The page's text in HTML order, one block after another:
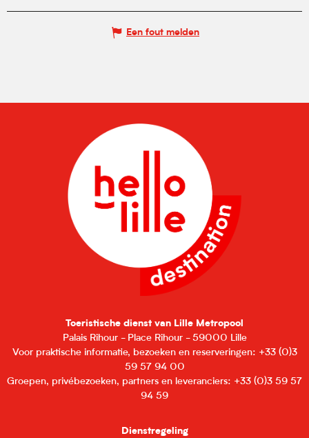
Een fout melden
Toeristische dienst van Lille Metropool
Palais Rihour - Place Rihour - 59000 Lille
Voor praktische informatie, bezoeken en reserveringen: +33 (0)3
59 57 94 00
Groepen, privébezoeken, partners en leveranciers: +33 (0)3 59 57
94 59
Dienstregeling